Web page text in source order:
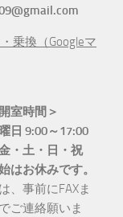
乗換（Googleマ
室時間＞
日 9:00～17:00
・土・日・祝
はお休みです。
、事前にFAXま
ご連絡願いま